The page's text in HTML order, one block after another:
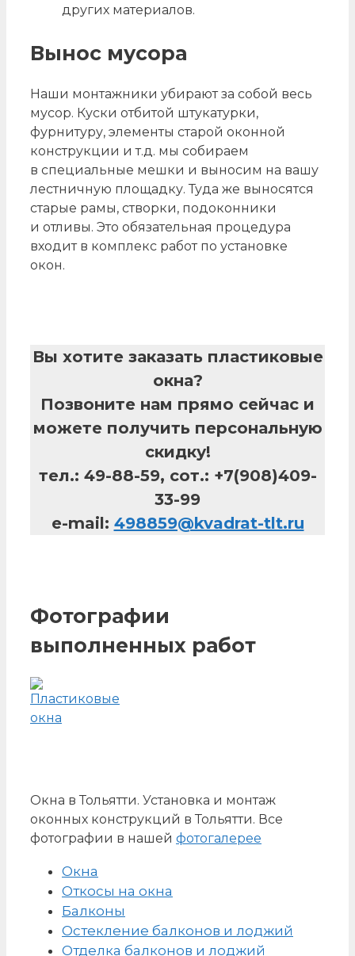
других материалов.
Вынос мусора
Наши монтажники убирают за собой весь
мусор. Куски отбитой штукатурки,
фурнитуру, элементы старой оконной
конструкции и т.д. мы собираем
в специальные мешки и выносим на вашу
лестничную площадку. Туда же выносятся
старые рамы, створки, подоконники
и отливы. Это обязательная процедура
входит в комплекс работ по установке
окон.
Вы хотите заказать пластиковые
окна?
Позвоните нам прямо сейчас и
можете получить персональную
скидку!
тел.: 49-88-59, сот.: +7(908)409-
33-99
e-mail: 498859@kvadrat-tlt.ru
Фотографии
выполненных работ
Окна в Тольятти. Установка и монтаж
оконных конструкций в Тольятти. Все
фотографии в нашей фотогалерее
Окна
Откосы на окна
Балконы
Остекление балконов и лоджий
Отделка балконов и лоджий